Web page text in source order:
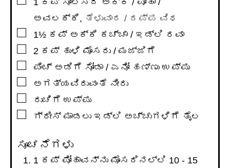
1 ಕಪ್ ಸೋಲಿಸಿದ ಅಕ್ಕಿ / ಪೋಹಾ /
ಅವಲಕ್ಕಿ, ತೆಳುವಾದ / ದಪ್ಪ ವಿಧ
▢1½ ಕಪ್ ಅಕ್ಕಿ ಕಚ್ಚಾ / ಇಡ್ಲಿ ರವಾ
▢2 ಕಪ್ ಹುಳಿ ಮೊಸರು / ಮಜ್ಜಿಗೆ
▢ಪಿಂಚ್ ಅಡಿಗೆ ಸೋಡಾ / ಎನೋ ಹಣ್ಣು ಉಪ್ಪು
ಅಗತ್ಯವಿರುವಂತೆ ನೀರು
ರುಚಿಗೆ ಉಪ್ಪು
ಗ್ರೀಸ್ ಮಾಡಲು ಇಡ್ಲಿ ಅಚ್ಚುಗಳಿಗೆ ತೈಲ
ಸೂಚನೆಗಳು
1 ಕಪ್ ಪೋಹಾವನ್ನು ಮೊಸರಿನಲ್ಲಿ 10 - 15